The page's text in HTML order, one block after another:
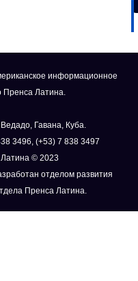
информационное
Пренса Латина.
Гавана, Куба.
3496, (+53) 7 838 3497
© 2023
отделом развития
Пренса Латина.